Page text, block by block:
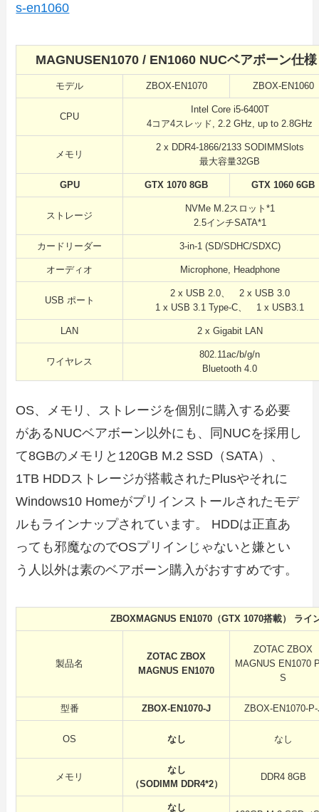
s-en1060
MAGNUSEN1070 / EN1060 NUCベアボーン仕様
モデル ZBOX-EN1070 ZBOX-EN1060
CPU
Intel Core i5-6400T
4コア4スレッド, 2.2 GHz, up to 2.8GHz
メモリ
2 x DDR4-1866/2133 SODIMMSlots
最大容量32GB
GPU GTX 1070 8GB GTX 1060 6GB
ストレージ
NVMe M.2スロット*1
2.5インチSATA*1
カードリーダー 3-in-1 (SD/SDHC/SDXC)
オーディオ Microphone, Headphone
USB ポート
2 x USB 2.0、 2 x USB 3.0
1 x USB 3.1 Type-C、 1 x USB3.1
LAN 2 x Gigabit LAN
ワイヤレス
802.11ac/b/g/n
Bluetooth 4.0
OS、メモリ、ストレージを個別に購入する必要
があるNUCベアボーン以外にも、同NUCを採用し
て8GBのメモリと120GB M.2 SSD（SATA）、
1TB HDDストレージが搭載されたPlusやそれに
Windows10 Homeがプリインストールされたモデ
ルもラインナップされています。 HDDは正直あ
っても邪魔なのでOSプリインじゃないと嫌とい
う人以外は素のベアボーン購入がおすすめです。
ZBOXMAGNUS EN1070（GTX 1070搭載） ライ
製品名
ZOTAC ZBOX
MAGNUS EN1070
ZOTAC ZBOX
MAGNUS EN1070
S
型番 ZBOX-EN1070-J ZBOX-EN1070-
OS なし なし
メモリ
なし
（SODIMM DDR4*2）
DDR4 8GB
なし